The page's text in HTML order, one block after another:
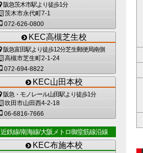
阪急茨木市駅より徒歩1分
茨木市永代町7-1
072-626-0800
KEC高槻芝生校
阪急富田駅より徒歩12分芝生郵便局南側
高槻市芝生町2-1-24
072-694-8822
KEC山田本校
阪急・モノレール山田駅より徒歩1分
吹田市山田西4-2-18
06-6816-7666
近鉄線/南海線/大阪メトロ御堂筋線沿線
KEC布施本校